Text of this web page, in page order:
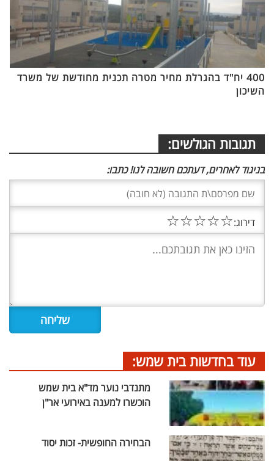
400 יח"ד בהגרלת מחיר מטרה תכנית מחודשת של משרד
השיכון
תגובות הגולשים:
בניגוד לאחרים, דעתכם חשובה לנו! כתבו:
דירוג:☆
☆
☆
☆
☆
עוד בחדשות בית שמש:
מתנדבי נוער מד"א בית שמש
הוכשרו למענה באירועי אר"ן
הבחירה החופשית- זכות יסוד